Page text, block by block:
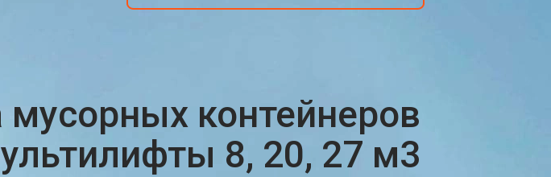
контейнеров
8, 20, 27 м3